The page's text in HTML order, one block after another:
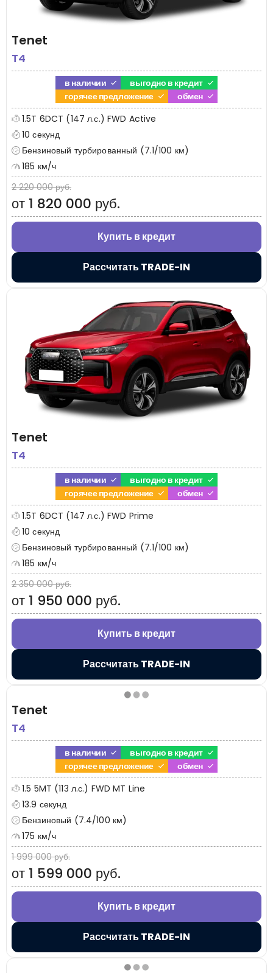
Tenet
T4
в наличии
выгодно в кредит
горячее предложение
обмен
1.5T 6DCT (147 л.с.) FWD Active
10 секунд
Бензиновый турбированный (7.1/100 км)
185 км/ч
2 220 000 руб.
от 1 820 000 руб.
Купить в кредит
Рассчитать TRADE-IN
Tenet
T4
в наличии
выгодно в кредит
горячее предложение
обмен
1.5T 6DCT (147 л.с.) FWD Prime
10 секунд
Бензиновый турбированный (7.1/100 км)
185 км/ч
2 350 000 руб.
от 1 950 000 руб.
Купить в кредит
Рассчитать TRADE-IN
Tenet
T4
в наличии
выгодно в кредит
горячее предложение
обмен
1.5 5MT (113 л.с.) FWD MT Line
13.9 секунд
Бензиновый (7.4/100 км)
175 км/ч
1 999 000 руб.
от 1 599 000 руб.
Купить в кредит
Рассчитать TRADE-IN